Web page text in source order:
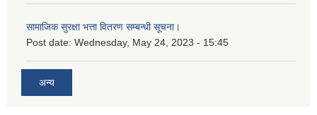
सामाजिक सुरक्षा भत्ता वितरण सम्बन्धी सूचना।
Post date: Wednesday, May 24, 2023 - 15:45
अन्य